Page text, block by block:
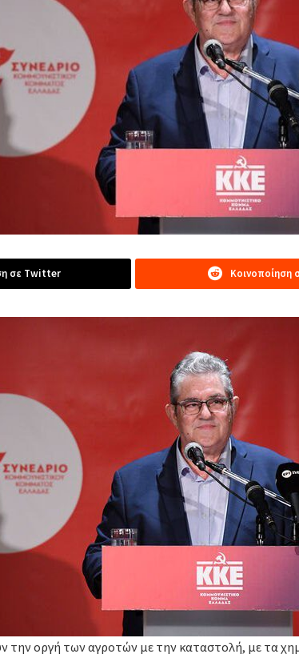
σε Twitter Κοινοποίηση
την οργή των αγροτών με την καταστολή, με τα